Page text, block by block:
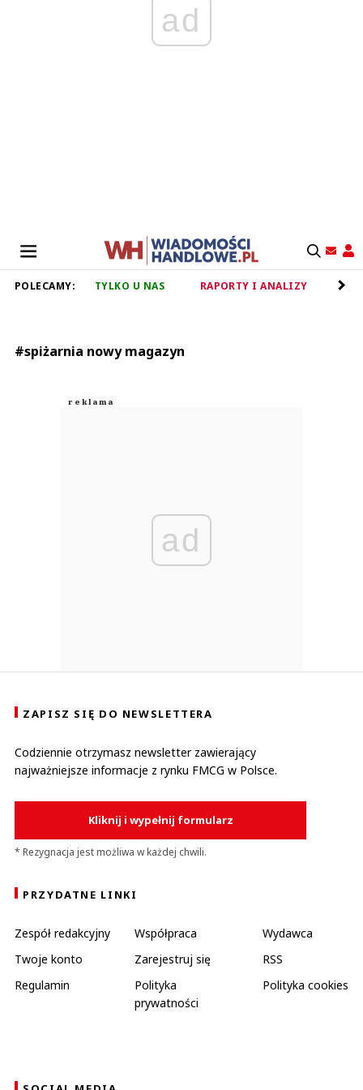
ad
POLECAMY: TYLKO U NAS RAPORTY I ANALIZY
#spiżarnia nowy magazyn
ad
ZAPISZ SIĘ DO NEWSLETTERA
Codziennie otrzymasz newsletter zawierający
najważniejsze informacje z rynku FMCG w Polsce.
Kliknij i wypełnij formularz
* Rezygnacja jest możliwa w każdej chwili.
PRZYDATNE LINKI
Zespół redakcyjny Współpraca
Wydawca
Twoje konto
Zarejestruj się
RSS
Regulamin
Polityka
prywatności
Polityka cookies